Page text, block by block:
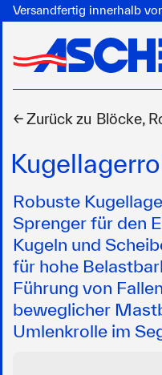
Versandfertig innerhalb
← Zurück zu Blöcke,
Robuste
Sprenger für den
Kugeln und
für hohe
Führung von
beweglicher
Umlenkrolle im